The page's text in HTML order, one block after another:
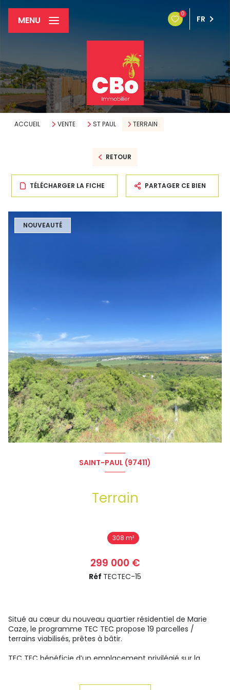
0
FR
MENU
ACCUEIL VENTE ST PAUL TERRAIN
RETOUR
TÉLÉCHARGER LA FICHE PARTAGER CE BIEN
NOUVEAUTÉ
SAINT-PAUL (97411)
Terrain
308 m²
299 000 €
Réf TECTEC-15
Situé au cœur du nouveau quartier résidentiel de Marie
Caze, le programme TEC TEC propose 19 parcelles /
terrains viabilisés, prêtes à bâtir.
TEC TEC bénéficie d’un emplacement privilégié sur la
et fonctionnel, à proximité immédiate des commodités :